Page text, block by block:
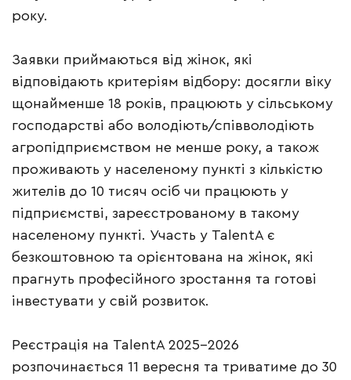
року.
Заявки приймаються від жінок, які
відповідають критеріям відбору: досягли віку
щонайменше 18 років, працюють у сільському
господарстві або володіють/співволодіють
агропідприємством не менше року, а також
проживають у населеному пункті з кількістю
жителів до 10 тисяч осіб чи працюють у
підприємстві, зареєстрованому в такому
населеному пункті. Участь у TalentA є
безкоштовною та орієнтована на жінок, які
прагнуть професійного зростання та готові
інвестувати у свій розвиток.
Реєстрація на TalentA 2025-2026
розпочинається 11 вересня та триватиме до 30